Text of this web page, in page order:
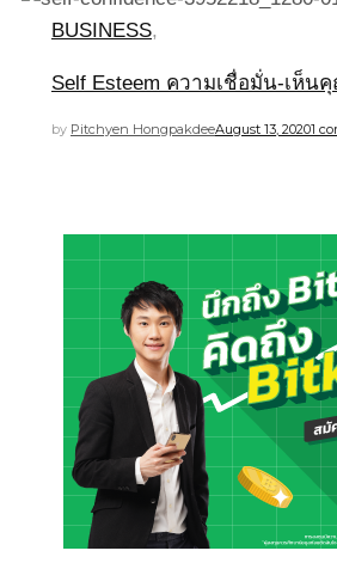
BUSINESS,
Self Esteem ความเชื่อมั่น-เห็น
by Pitchyen HongpakdeeAugust 13, 20201